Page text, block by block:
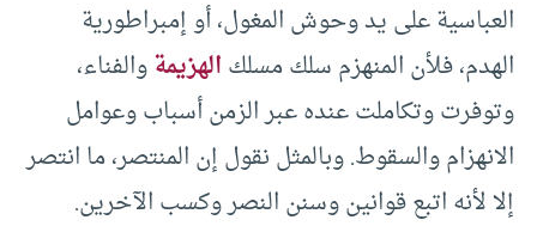
العباسية على يد وحوش المغول، أو إمبراطورية
الهدم، فلأن المنهزم سلك مسلكالهزيمةوالفناء،
وتوفرت وتكاملت عنده عبر الزمن أسباب وعوامل
الانهزام والسقوط. وبالمثل نقول إن المنتصر، ما انتصر
إلا لأنه اتبع قوانين وسنن النصر وكسب الآخرين.